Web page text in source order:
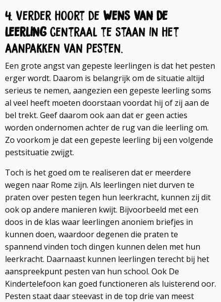
4. Verder hoort de wens van de
leerlingcentraal te staan in het
aanpakken van pesten.
Een grote angst van gepeste leerlingen is dat het pesten
erger wordt. Daarom is belangrijk om de situatie altijd
serieus te nemen, aangezien een gepeste leerling soms
al veel heeft moeten doorstaan voordat hij of zij aan de
bel trekt. Geef daarom ook aan dat er geen acties
worden ondernomen achter de rug van die leerling om.
Zo voorkom je dat een gepeste leerling bij een volgende
pestsituatie zwijgt.
Toch is het goed om te realiseren dat er meerdere
wegen naar Rome zijn. Als leerlingen niet durven te
praten over pesten tegen hun leerkracht, kunnen zij dit
ook op andere manieren kwijt. Bijvoorbeeld met een
doos in de klas waar leerlingen anoniem briefjes in
kunnen doen, waardoor degenen die praten te
spannend vinden toch dingen kunnen delen met hun
leerkracht. Daarnaast kunnen leerlingen terecht bij het
aanspreekpunt pesten van hun school. Ook De
Kindertelefoon kan goed functioneren als luisterend oor.
Pesten staat daar steevast in de top drie van meest